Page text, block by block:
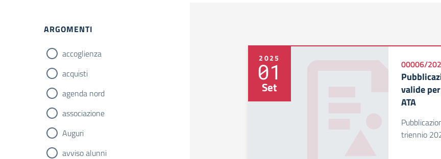
ARGOMENTI
accoglienza
acquisti
agenda nord
associazione
Auguri
avviso alunni
2025
01
Set
00006/
valide
ATA
triennio